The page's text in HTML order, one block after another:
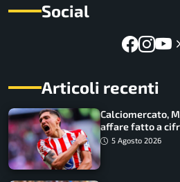
Social
Articoli recenti
Calciomercato,
affare fatto a
5 Agosto 2026